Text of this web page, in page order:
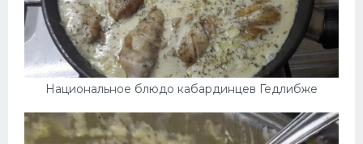
Национальное блюдо кабардинцев Гедлибже